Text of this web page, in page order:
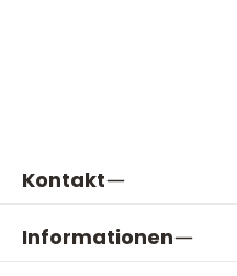
Kontakt
Informationen